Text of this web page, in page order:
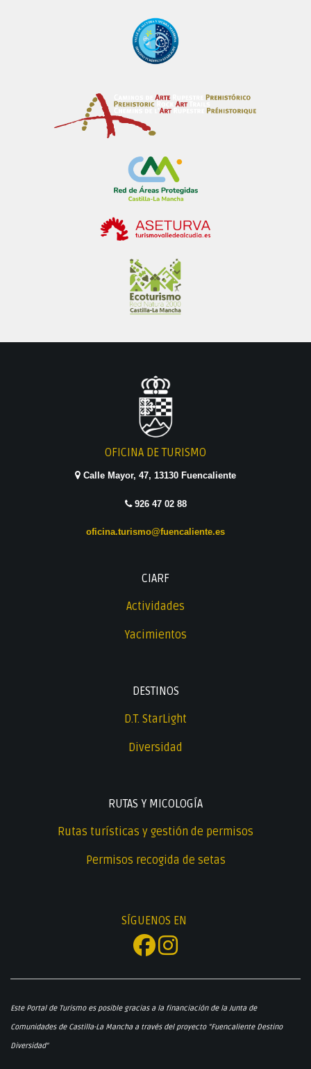
OFICINA DE TURISMO
Calle Mayor, 47, 13130 Fuencaliente
926 47 02 88
oficina.turismo@fuencaliente.es
CIARF
Actividades
Yacimientos
DESTINOS
D.T. StarLight
Diversidad
RUTAS Y MICOLOGÍA
Rutas turísticas y gestión de permisos
Permisos recogida de setas
SÍGUENOS EN
Este Portal de Turismo es posible gracias a la financiación de la Junta de
Comunidades de Castilla-La Mancha a través del proyecto "Fuencaliente Destino
Diversidad"